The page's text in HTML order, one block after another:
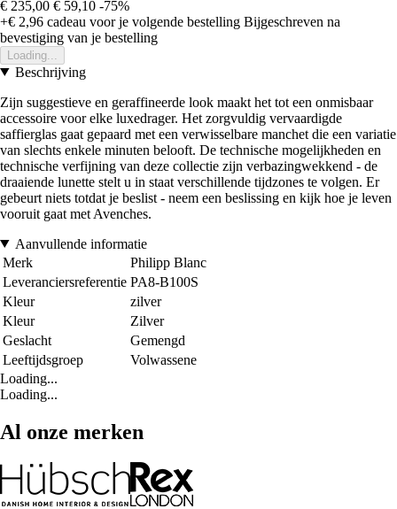
€ 235,00 € 59,10 -75%
+€ 2,96 cadeau voor je volgende bestelling Bijgeschreven na
bevestiging van je bestelling
Loading...
Beschrijving
Zijn suggestieve en geraffineerde look maakt het tot een onmisbaar
accessoire voor elke luxedrager. Het zorgvuldig vervaardigde
saffierglas gaat gepaard met een verwisselbare manchet die een variatie
van slechts enkele minuten belooft. De technische mogelijkheden en
technische verfijning van deze collectie zijn verbazingwekkend - de
draaiende lunette stelt u in staat verschillende tijdzones te volgen. Er
gebeurt niets totdat je beslist - neem een beslissing en kijk hoe je leven
vooruit gaat met Avenches.
Aanvullende informatie
Merk
Philipp Blanc
Leveranciersreferentie PA8-B100S
Kleur
zilver
Kleur
Zilver
Geslacht
Gemengd
Leeftijdsgroep
Volwassene
Loading...
Loading...
Al onze merken